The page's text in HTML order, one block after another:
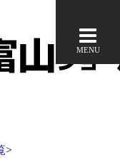
MENU
>